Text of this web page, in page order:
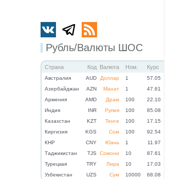
Рубль/Валюты ШОС
Страна Код Валюта Ном. Курс
Австралия AUD Доллар 1
57.05
Азербайджан
AZN Манат 1
47.61
Армения
AMD Драм 100
22.10
Индия
INR Рупия 100
85.08
Казахстан
KZT Тенге 100
17.15
Киргизия
KGS Сом 100
92.54
КНР
CNY Юань 1
11.97
Таджикистан
TJS Сомони 10
87.61
Турецкая
TRY Лира 10
17.03
Узбекистан
UZS Сум 10000 68.08